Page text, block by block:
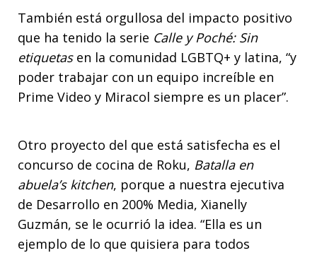
También está orgullosa del impacto positivo
que ha tenido la serie Calle y Poché: Sin
etiquetasen la comunidad LGBTQ+ y latina, “y
poder trabajar con un equipo increíble en
Prime Video y Miracol siempre es un placer”.
Otro proyecto del que está satisfecha es el
concurso de cocina de Roku, Batalla en
abuela’s kitchen, porque a nuestra ejecutiva
de Desarrollo en 200% Media, Xianelly
Guzmán, se le ocurrió la idea. “Ella es un
ejemplo de lo que quisiera para todos